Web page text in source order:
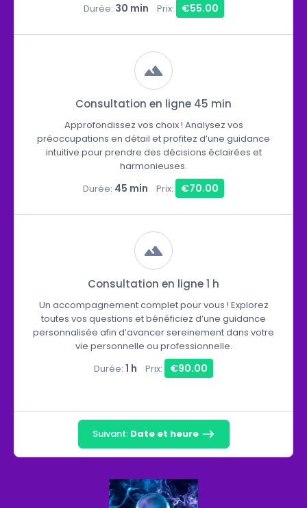
Durée: 30 min Prix: €55.00
Consultation en ligne 45 min
Approfondissez vos choix ! Analysez vos
préoccupations en détail et profitez d’une guidance
intuitive pour prendre des décisions éclairées et
harmonieuses.
Durée: 45 min Prix: €70.00
Consultation en ligne 1 h
Un accompagnement complet pour vous ! Explorez
toutes vos questions et bénéficiez d’une guidance
personnalisée afin d’avancer sereinement dans votre
vie personnelle ou professionnelle.
Durée: 1 h Prix: €90.00
Suivant: Date et heure